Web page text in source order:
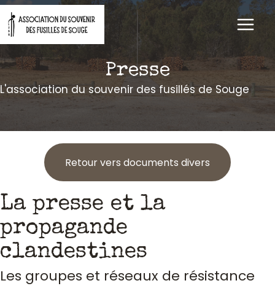
Aller
au
contenu
Presse
L'association du souvenir des fusillés de Souge
Retour vers documents divers
La presse et la
propagande
clandestines
Les groupes et réseaux de résistance